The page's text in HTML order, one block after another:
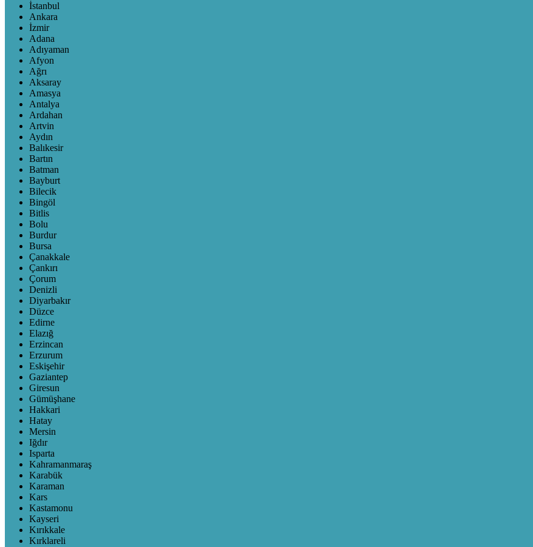
İstanbul
Ankara
İzmir
Adana
Adıyaman
Afyon
Ağrı
Aksaray
Amasya
Antalya
Ardahan
Artvin
Aydın
Balıkesir
Bartın
Batman
Bayburt
Bilecik
Bingöl
Bitlis
Bolu
Burdur
Bursa
Çanakkale
Çankırı
Çorum
Denizli
Diyarbakır
Düzce
Edirne
Elazığ
Erzincan
Erzurum
Eskişehir
Gaziantep
Giresun
Gümüşhane
Hakkari
Hatay
Mersin
Iğdır
Isparta
Kahramanmaraş
Karabük
Karaman
Kars
Kastamonu
Kayseri
Kırıkkale
Kırklareli